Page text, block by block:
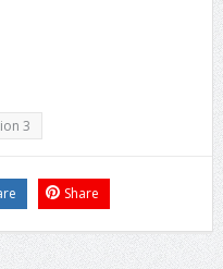
3
Share